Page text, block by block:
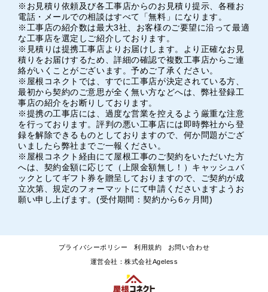
※お見積り依頼及び各工事店からのお見積り提示、各種お
電話・メールでの相談はすべて「無料」になります。
※工事店の紹介数は最大3社、お客様のご要望に沿って最適
な工事店を選定しご紹介しております。
※見積りは提携工事店よりお届けします。より正確なお見
積りをお届けするため、詳細の確認で複数工事店からご連
絡がいくことがございます。予めご了承ください。
※屋根コネクトでは、すでに工事店が決定されている方、
最初から契約のご意思が全く無い方などへは、弊社登録工
事店の紹介をお断りしております。
※提携の工事店には、過度な営業を控えるよう厳重な注意
を行っております。評判の悪い工事店には即時弊社から登
録を解除できるものとしておりますので、何か問題がござ
いましたら弊社までご一報ください。
※屋根コネクト経由にて屋根工事のご契約をいただいた方
へは、契約金額に応じて（上限金額無し！）キャッシュバ
ックとしてギフト券を贈呈しておりますので、ご契約が成
立次第、規定のフォーマットにて申請くださいますようお
願い申し上げます。(受付期間：契約から6ヶ月間)
プライバシーポリシー 利用規約 お問い合わせ
運営会社：株式会社Ageless